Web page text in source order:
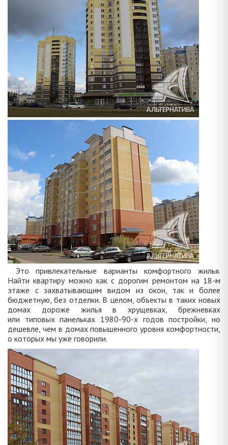
Это привлекательные варианты комфортного жилья.
Найти квартиру можно как с дорогим ремонтом на 18-м
этаже с захватывающим видом из окон, так и более
бюджетную, без отделки. В целом, объекты в таких новых
домах дороже жилья в хрущевках, брежневках
или типовых панельках 1980-90-х годов постройки, но
дешевле, чем в домах повышенного уровня комфортности,
о которых мы уже говорили.